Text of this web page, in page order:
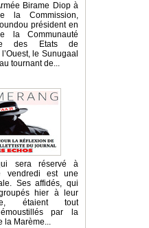
Birame Diop à
la Commission,
président en
la Communauté
des Etats de
l’Ouest, le Sunugaal
tournant de...
sera réservé à
vendredi est une
Ses affidés, qui
hier à leur
étaient tout
par la
la Marème...